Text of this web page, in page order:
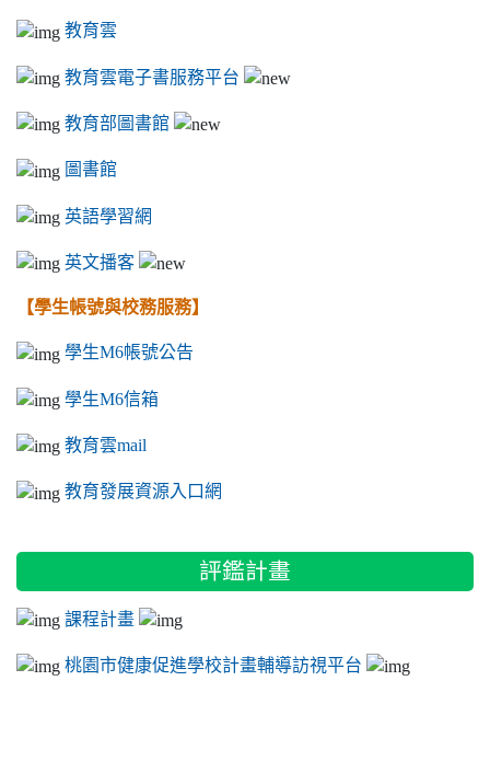
教育雲
教育雲電子書服務平台
教育部圖書館
圖書館
英語學習網
英文播客
【學生帳號與校務服務】
學生M6帳號公告
學生M6信箱
教育雲mail
教育發展資源入口網
評鑑計畫
課程計畫
桃園市健康促進學校計畫輔導訪視平台